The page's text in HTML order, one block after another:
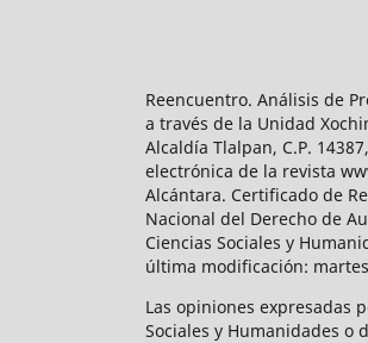
Reencuentro. Análisis de
a través de la Unidad
Alcaldía Tlalpan, C.P.
electrónica de la revista
Alcántara. Certificado de
Nacional del Derecho de
Ciencias Sociales y
última modificación:
Las opiniones expresadas
Sociales y Humanidades o